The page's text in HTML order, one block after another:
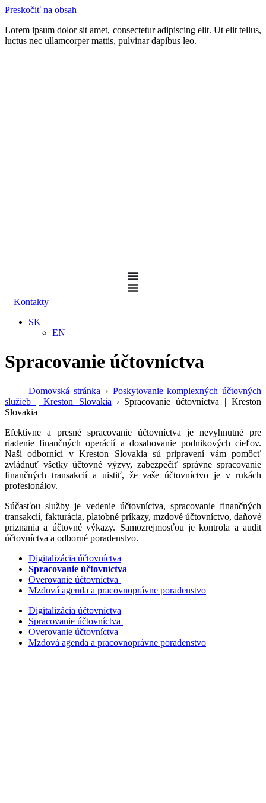
Preskočiť na obsah
Lorem ipsum dolor sit amet, consectetur adipiscing elit. Ut elit tellus,
luctus nec ullamcorper mattis, pulvinar dapibus leo.
Kontakty
SK
EN
Spracovanie účtovníctva
Domovská stránka
Poskytovanie komplexných účtovných
služieb | Kreston Slovakia
Spracovanie účtovníctva | Kreston
Slovakia
Efektívne a presné spracovanie účtovníctva je nevyhnutné pre
riadenie finančných operácií a dosahovanie podnikových cieľov.
Naši odborníci v Kreston Slovakia sú pripravení vám pomôcť
zvládnuť všetky účtovné výzvy, zabezpečiť správne spracovanie
finančných transakcií a uistiť, že vaše účtovníctvo je v rukách
profesionálov.
Súčasťou služby je vedenie účtovníctva, spracovanie finančných
transakcií, fakturácia, platobné príkazy, mzdové účtovníctvo, daňové
priznania a účtovné výkazy. Samozrejmosťou je kontrola a audit
účtovníctva a odborné poradenstvo.
Digitalizácia účtovníctva
Spracovanie účtovníctva
Overovanie účtovníctva
Mzdová agenda a pracovnoprávne poradenstvo
Digitalizácia účtovníctva
Spracovanie účtovníctva
Overovanie účtovníctva
Mzdová agenda a pracovnoprávne poradenstvo